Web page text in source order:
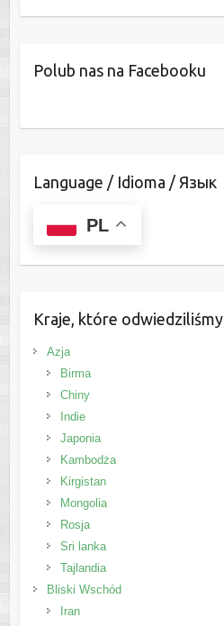
Polub nas na Facebooku
Language / Idioma / Язык
PL
Kraje, które odwiedziliśmy
Azja
Birma
Chiny
Indie
Japonia
Kambodża
Kirgistan
Mongolia
Rosja
Sri lanka
Tajlandia
Bliski Wschód
Iran